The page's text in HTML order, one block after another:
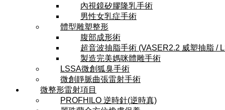
內視鏡矽膠隆乳手術
男性女乳症手術
體型雕塑整形
腹部成形術
超音波抽脂手術 (VASER2.2 威塑抽脂 /
製造完美媽咪體雕手術
LSSA微創狐臭手術
微創靜脈曲張雷射手術
微整形雷射項目
PROFHILO 逆時針(逆時真)